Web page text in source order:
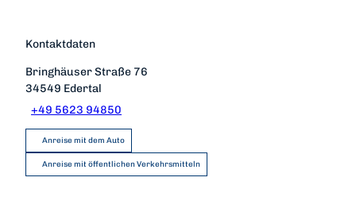
Kontaktdaten
Bringhäuser Straße 76
34549 Edertal
+49 5623 94850
Anreise mit dem Auto
Anreise mit öffentlichen Verkehrsmitteln